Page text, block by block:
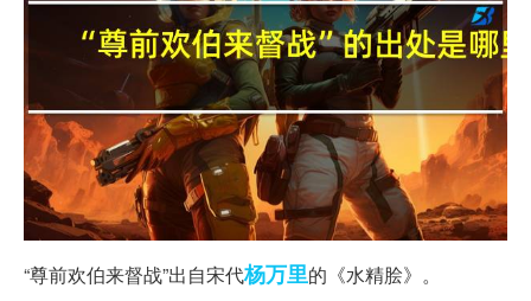
“尊前欢伯来督战”出自宋代杨万里的《水精脍》。